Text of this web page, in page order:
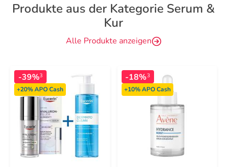
Produkte aus der Kategorie Serum &
Kur
Alle Produkte anzeigen
-39%3
+20%APO Cash
-18%3
+10%APO Cash